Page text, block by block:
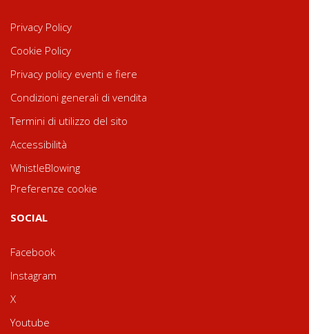
Privacy Policy
Cookie Policy
Privacy policy eventi e fiere
Condizioni generali di vendita
Termini di utilizzo del sito
Accessibilità
WhistleBlowing
Preferenze cookie
SOCIAL
Facebook
Instagram
X
Youtube